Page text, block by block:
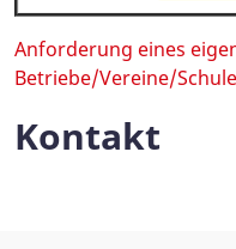
Anforderung eines
Betriebe/Vereine/
Kontakt